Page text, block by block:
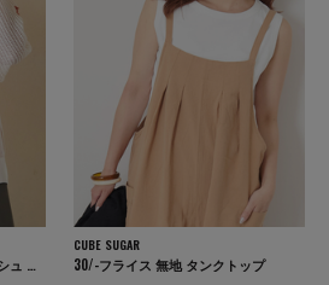
麻タッチ ニット ロゴ刺繍 メッシュ プルオーバー
CUBE SUGAR
30/-フライス 無地 タンクトップ